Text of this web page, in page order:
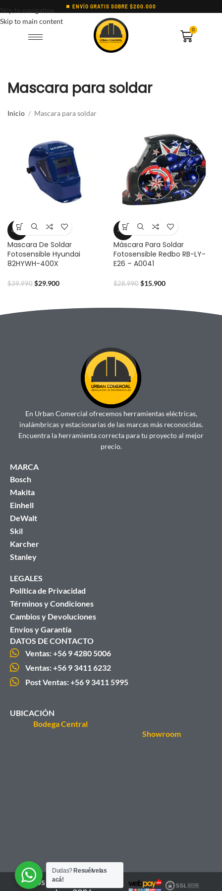
Skip to navigation
Skip to main content
ENVÍO GRATIS SOBRE $200.000
0
Mascara para soldar
Inicio Mascara para soldar
-25%
Mascara De Soldar
Fotosensible Hyundai
82HYWH-400X
$39.990 $29.900
-45%
Máscara Para Soldar
Fotosensible Redbo RB-LY-
E26 – A0041
$28.990 $15.900
En Urban Comercial ofrecemos herramientas eléctricas,
inalámbricas y estacionarias de las marcas más reconocidas.
Encuentra la herramienta correcta para tu proyecto al mejor
precio.
MARCA
Bosch
Makita
Einhell
DeWalt
Skil
Karcher
Stanley
LEGALES
Política de Privacidad
Términos y Condiciones
Cambios y Devoluciones
Envíos y Garantía
DATOS DE CONTACTO
Ventas: +56 9 4280 5006
Ventas: +56 9 3411 6232
Post Ventas: +56 9 3411 5995
UBICACIÓN
Bodega Central
Showroom
Todos los derechos
Dudas? Resuélvelas
acá!